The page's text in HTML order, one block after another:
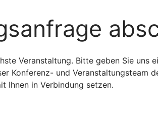
Veranstaltung. Bitte geben Sie uns
Konferenz- und Veranstaltungsteam
Ihnen in Verbindung setzen.